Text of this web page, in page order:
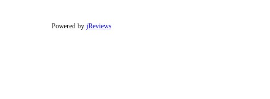
Powered by jReviews